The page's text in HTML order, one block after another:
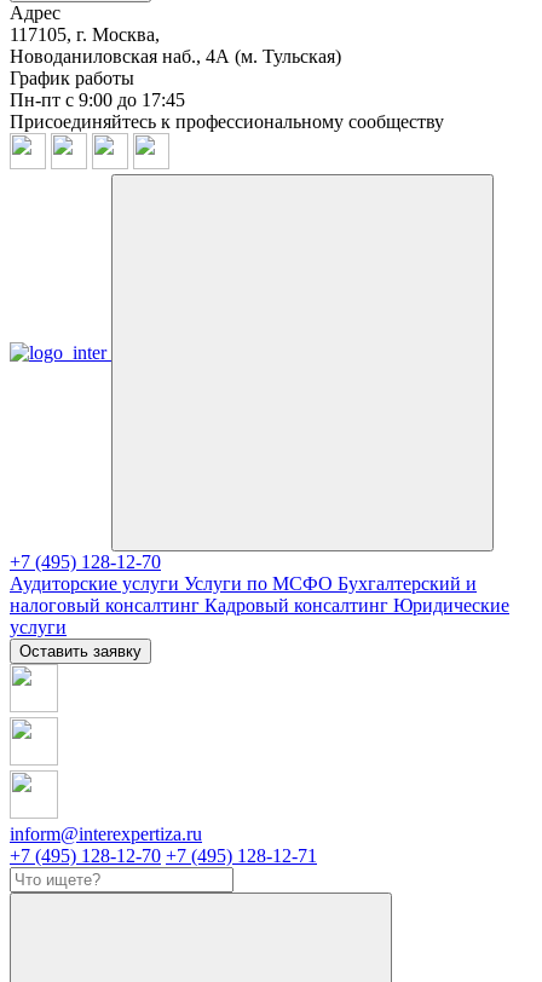
Адрес
117105, г. Москва,
Новоданиловская наб., 4А (м. Тульская)
График работы
Пн-пт с 9:00 до 17:45
Присоединяйтесь к профессиональному сообществу
+7 (495) 128-12-70
Аудиторские услуги Услуги по МСФО Бухгалтерский и
налоговый консалтинг Кадровый консалтинг Юридические
услуги
Оставить заявку
inform@interexpertiza.ru
+7 (495) 128-12-70 +7 (495) 128-12-71